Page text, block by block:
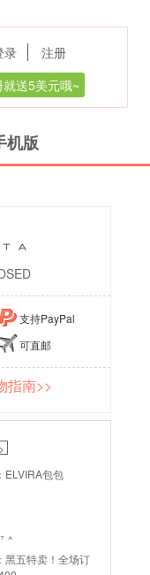
录
注册
就送5美元哦~
机版
支持PayPal
可直邮
指南>>
>
ELVIRA包包
黑五特卖！全场订